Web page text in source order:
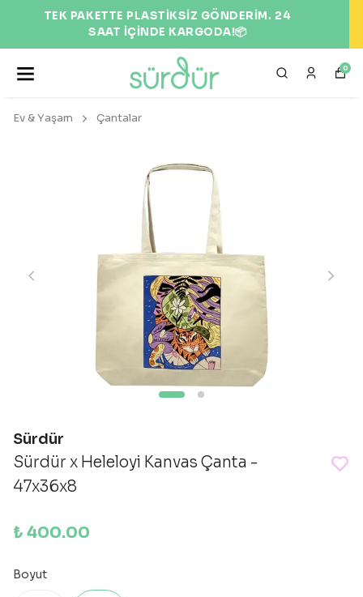
EKOLOJİK VE DOĞAL ÜRÜNLER 🌍
0
Ev & Yaşam Çantalar
Sürdür
Sürdür x Heleloyi Kanvas Çanta -
47x36x8
₺ 400.00
Boyut